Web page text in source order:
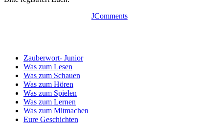
JComments
Zauberwort- Junior
Was zum Lesen
Was zum Schauen
Was zum Hören
Was zum Spielen
Was zum Lernen
Was zum Mitmachen
Eure Geschichten